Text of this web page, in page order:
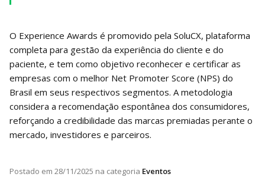
O Experience Awards é promovido pela SoluCX, plataforma
completa para gestão da experiência do cliente e do
paciente, e tem como objetivo reconhecer e certificar as
empresas com o melhor Net Promoter Score (NPS) do
Brasil em seus respectivos segmentos. A metodologia
considera a recomendação espontânea dos consumidores,
reforçando a credibilidade das marcas premiadas perante o
mercado, investidores e parceiros.
Postado em 28/11/2025 na categoria Eventos